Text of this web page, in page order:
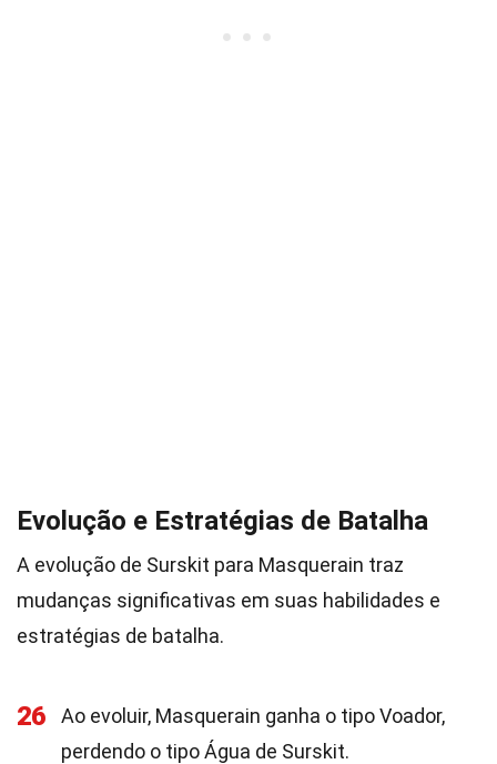
Evolução e Estratégias de Batalha
A evolução de Surskit para Masquerain traz
mudanças significativas em suas habilidades e
estratégias de batalha.
26
Ao evoluir, Masquerain ganha o tipo Voador,
perdendo o tipo Água de Surskit.